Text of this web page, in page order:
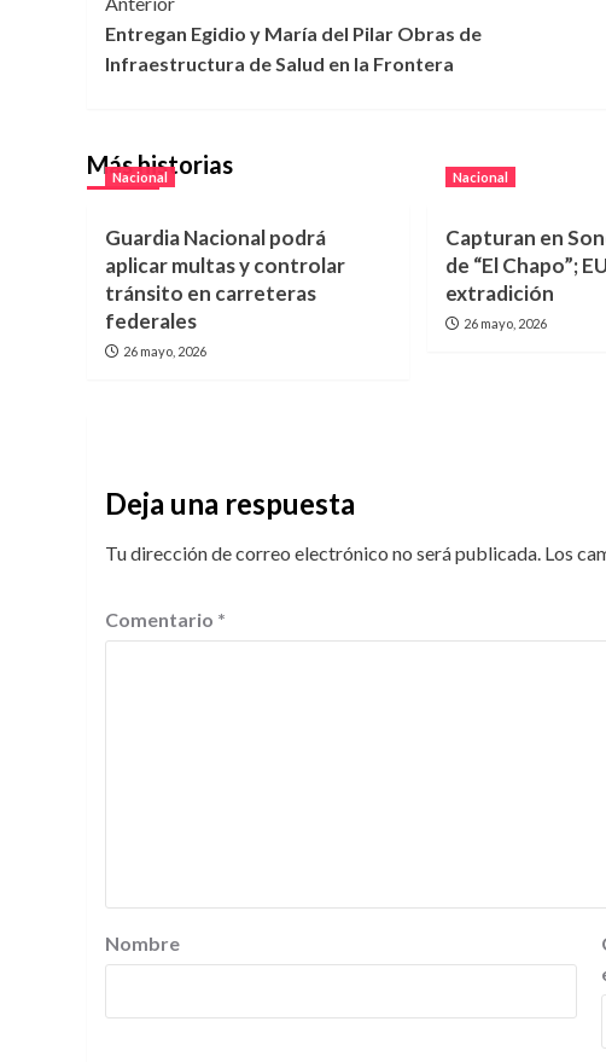
de
entradas
Entregan Egidio y María del Pilar Obras de
Infraestructura de Salud en la Frontera
Más historias
Nacional
Guardia Nacional podrá
aplicar multas y controlar
tránsito en carreteras
federales
26 mayo, 2026
Nacional
Capturan en
de “El Chapo”;
extradición
26 mayo, 2026
Deja una respuesta
Tu dirección de correo electrónico no será publicada. Los
Comentario *
Nombre